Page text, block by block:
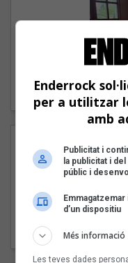
"Lo
Pep Álvarez
Enderrock
per a utilitzar
amb
Publicitat i
la publicitat i
públic i
d’un dispositiu
Més informació
Les teves dades